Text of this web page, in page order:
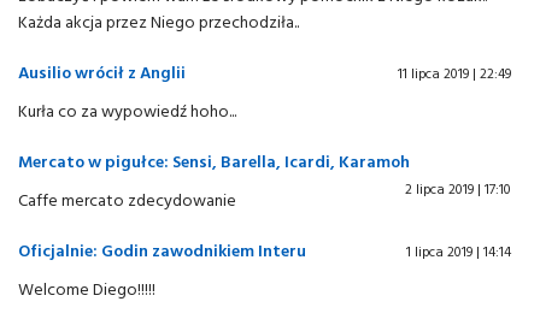
Każda akcja przez Niego przechodziła..
Ausilio wrócił z Anglii
11 lipca 2019 | 22:49
Kurła co za wypowiedź hoho...
Mercato w pigułce: Sensi, Barella, Icardi, Karamoh
2 lipca 2019 | 17:10
Caffe mercato zdecydowanie
Oficjalnie: Godin zawodnikiem Interu
1 lipca 2019 | 14:14
Welcome Diego!!!!!